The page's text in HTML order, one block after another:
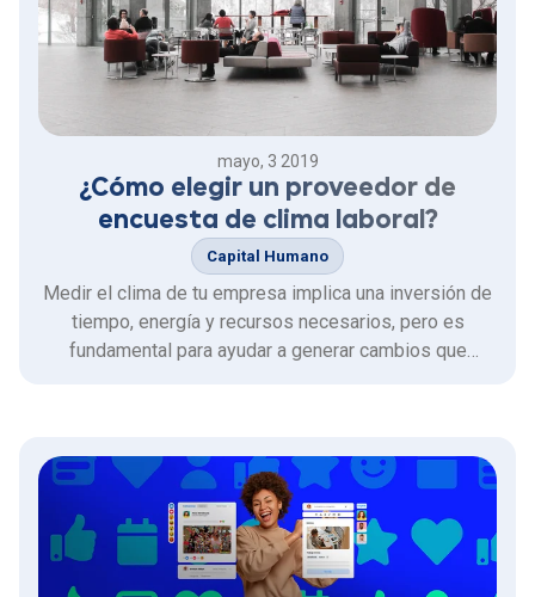
mayo, 3 2019
¿Cómo elegir un proveedor de
encuesta de clima laboral?
Capital Humano
Medir el clima de tu empresa implica una inversión de
tiempo, energía y recursos necesarios, pero es
fundamental para ayudar a generar cambios que